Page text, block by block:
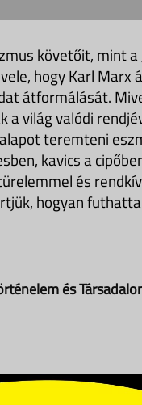
követőit, mint
hogy Karl
átformálását.
a világ valódi
teremteni
kavics a
és
hogyan
és